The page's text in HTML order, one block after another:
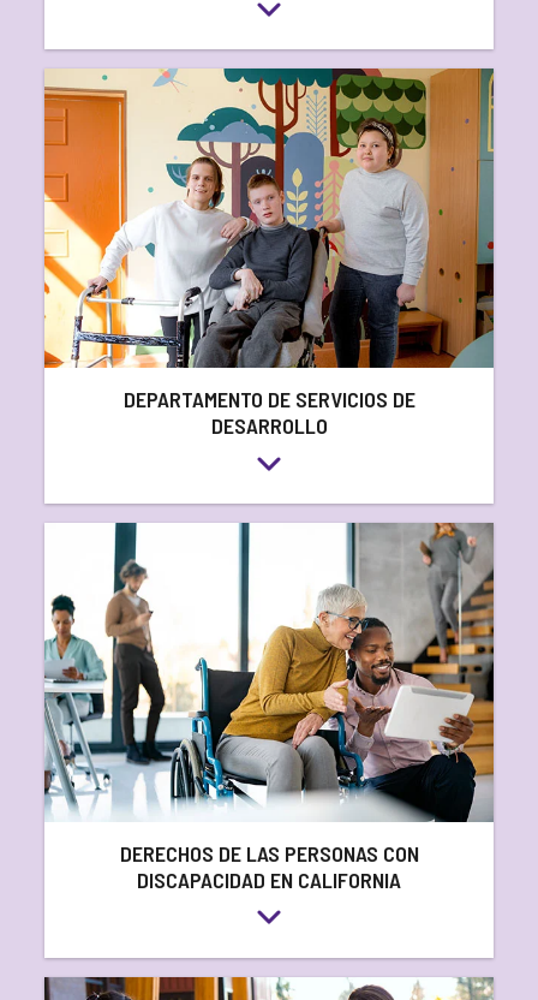
DEPARTAMENTO DE SERVICIOS DE
DESARROLLO
DERECHOS DE LAS PERSONAS CON
DISCAPACIDAD EN CALIFORNIA